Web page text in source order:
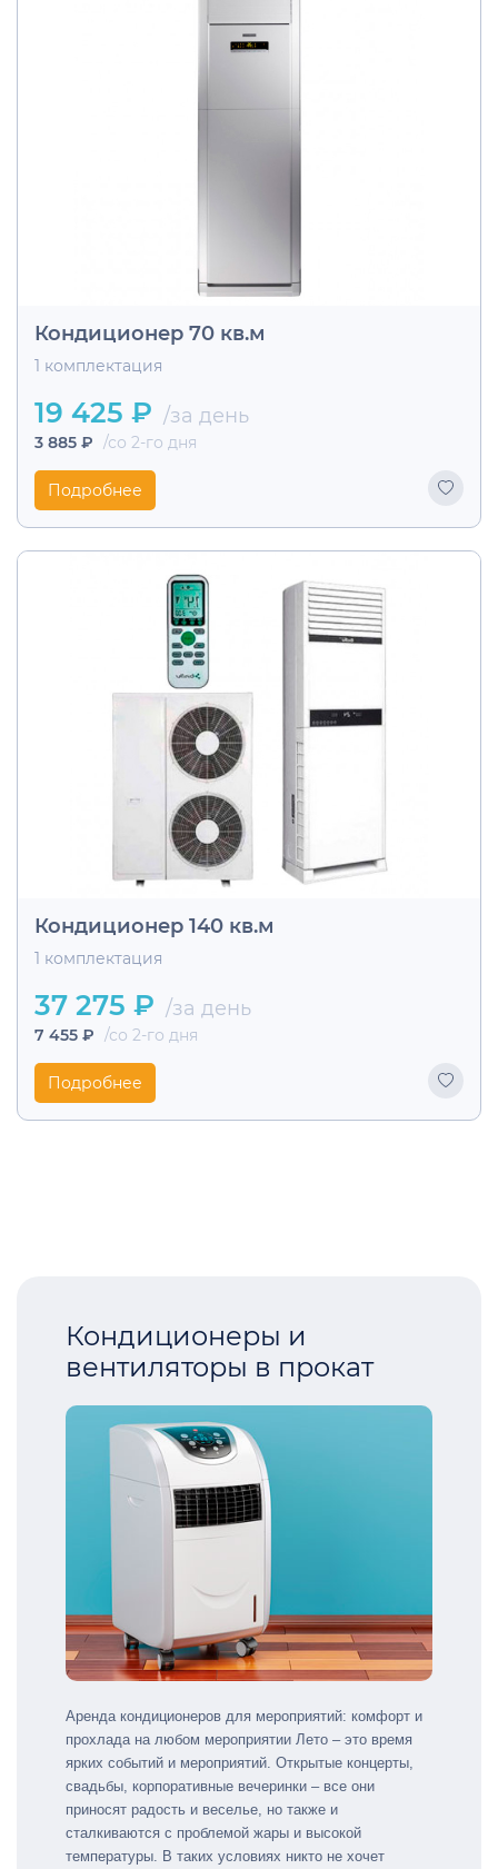
Кондиционер 70 кв.м
1 комплектация
19 425 ₽ /за день
3 885 ₽ /со 2-го дня
Подробнее
Кондиционер 140 кв.м
1 комплектация
37 275 ₽ /за день
7 455 ₽ /со 2-го дня
Подробнее
Кондиционеры и
вентиляторы в прокат
Аренда кондиционеров для мероприятий: комфорт и
прохлада на любом мероприятии Лето – это время
ярких событий и мероприятий. Открытые концерты,
свадьбы, корпоративные вечеринки – все они
приносят радость и веселье, но также и
сталкиваются с проблемой жары и высокой
температуры. В таких условиях никто не хочет